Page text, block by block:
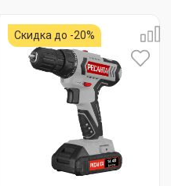
Скидка до -20%